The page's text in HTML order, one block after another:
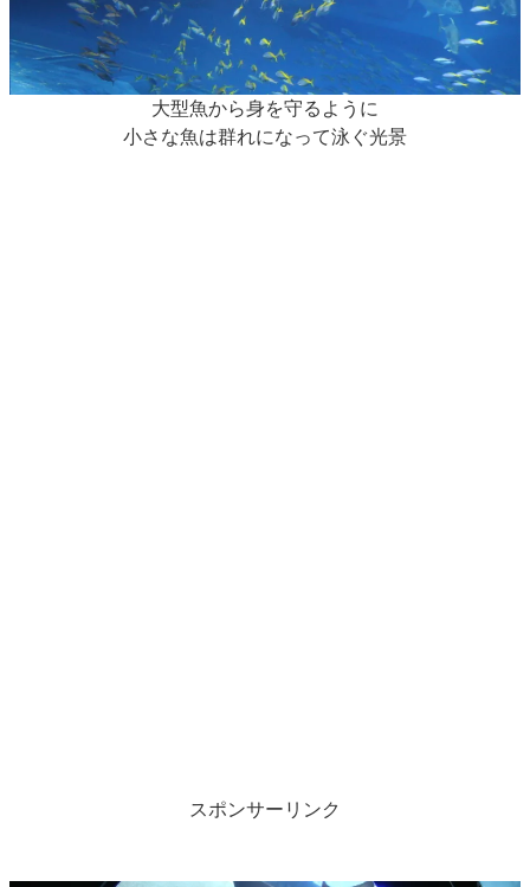
大型魚から身を守るように
小さな魚は群れになって泳ぐ光景
スポンサーリンク